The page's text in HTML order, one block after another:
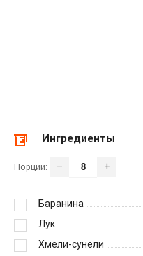
Ингредиенты
Порции: – +
Баранина
Лук
Хмели-сунели